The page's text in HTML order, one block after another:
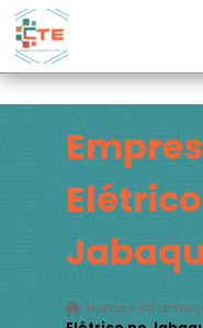
Home»